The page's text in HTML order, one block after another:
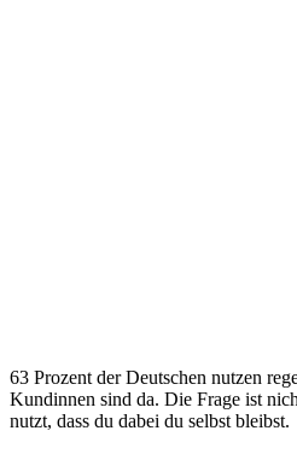
63 Prozent der Deutschen nutzen
Kundinnen sind da. Die Frage ist
nutzt, dass du dabei du selbst bleibst.